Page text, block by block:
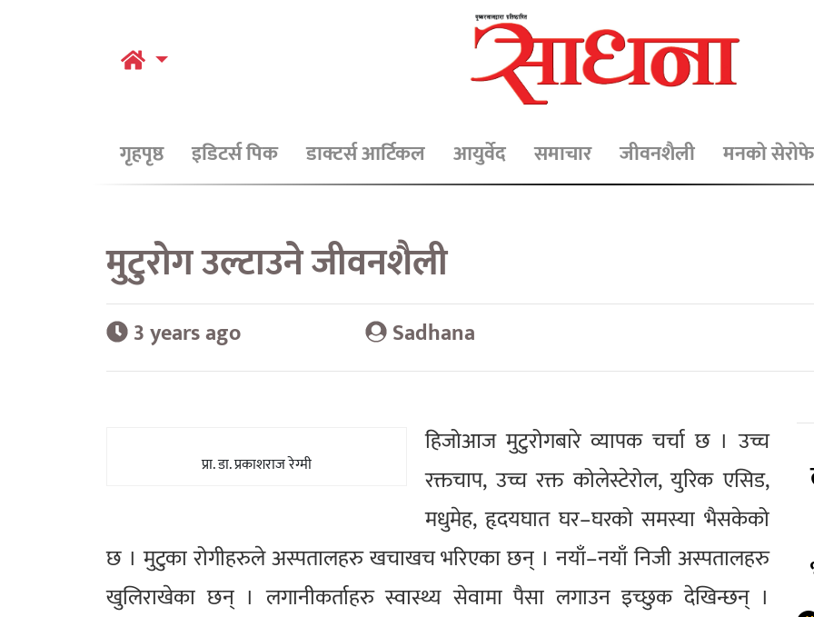
गृहपृष्ठ इडिटर्स पिक डाक्टर्स आर्टिकल आयुर्वेद समाचार जीवनशैली मनको
मुटुरोग उल्टाउने जीवनशैली
3 years ago Sadhana
प्रा. डा. प्रकाशराज रेग्मी
हिजोआज मुटुरोगबारे व्यापक चर्चा छ । उच्च
रक्तचाप, उच्च रक्त कोलेस्टेरोल, युरिक एसिड,
मधुमेह, हृदयघात घर–घरको समस्या भैसकेको
छ । मुटुका रोगीहरुले अस्पतालहरु खचाखच भरिएका छन् । नयाँ–नयाँ निजी अस्पतालहरु
खुलिराखेका छन् । लगानीकर्ताहरु स्वास्थ्य सेवामा पैसा लगाउन इच्छुक देखिन्छन् ।